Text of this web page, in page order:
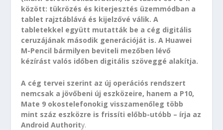
között: tükrözés és kiterjesztés üzemmódban a
tablet rajztáblává és kijelzővé válik. A
tabletekkel együtt mutatták be a cég digitális
ceruzájának második generációját is. A Huawei
M-Pencil bármilyen beviteli mezőben lévő
kézírást valós időben digitális szöveggé alakítja.
A cég tervei szerint az új operációs rendszert
nemcsak a jövőbeni új eszközeire, hanem a P10,
Mate 9 okostelefonokig visszamenőleg több
mint száz eszközre is frissíti előbb-utóbb – írja az
Android Authority.